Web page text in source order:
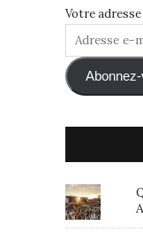
Votre
Adresse
e-
mail